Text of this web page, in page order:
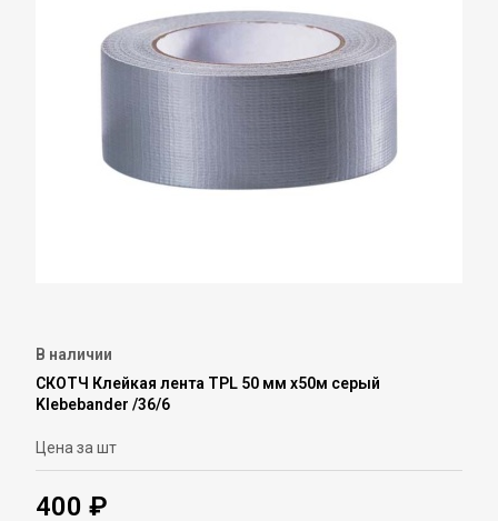
В наличии
СКОТЧ Клейкая лента TPL 50 мм х50м серый
Klebebander /36/6
Цена за шт
400 ₽